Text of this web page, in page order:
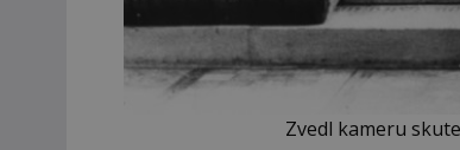
Zvedl kameru